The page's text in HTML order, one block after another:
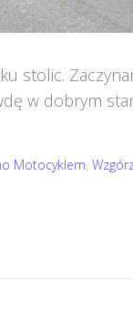
stolic.
w dobrym
Motocyklem,